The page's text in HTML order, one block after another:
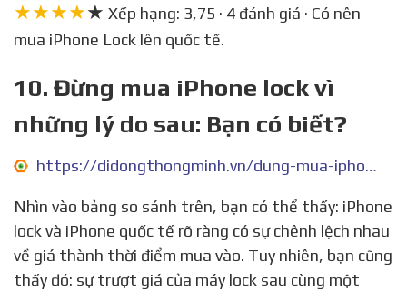
★★★★★ Xếp hạng: 3,75 · 4 đánh giá · Có nên
mua iPhone Lock lên quốc tế.
10. Đừng mua iPhone lock vì
những lý do sau: Bạn có biết?
https://didongthongminh.vn/dung-mua-iphone-lock-vi-nhung-ly-do-sau-ban-co-biet
Nhìn vào bảng so sánh trên, bạn có thể thấy: iPhone
lock và iPhone quốc tế rõ ràng có sự chênh lệch nhau
về giá thành thời điểm mua vào. Tuy nhiên, bạn cũng
thấy đó: sự trượt giá của máy lock sau cùng một